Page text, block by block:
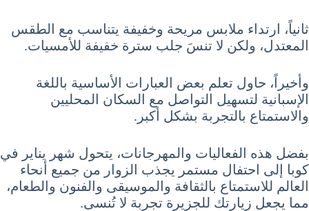
ثانياً، ارتداء ملابس مريحة وخفيفة يتناسب مع الطقس
المعتدل، ولكن لا تنسَ جلب سترة خفيفة للأمسيات.
وأخيراً، حاول تعلم بعض العبارات الأساسية باللغة
الإسبانية لتسهيل التواصل مع السكان المحليين
والاستمتاع بالتجربة بشكل أكبر.
بفضل هذه الفعاليات والمهرجانات، يتحول شهر يناير في
كوبا إلى احتفال مستمر يجذب الزوار من جميع أنحاء
العالم للاستمتاع بالثقافة والموسيقى والفنون والطعام،
مما يجعل زيارتك للجزيرة تجربة لا تُنسى.